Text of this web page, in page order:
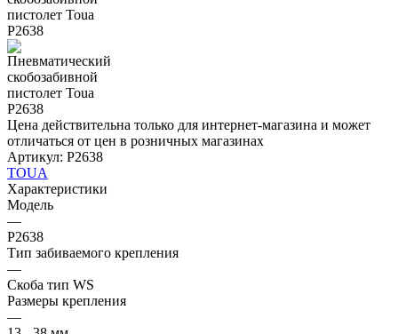
Цена действительна только для интернет-магазина и может
отличаться от цен в розничных магазинах
Артикул: P2638
TOUA
Характеристики
Модель
—
P2638
Тип забиваемого крепления
—
Скоба тип WS
Размеры крепления
—